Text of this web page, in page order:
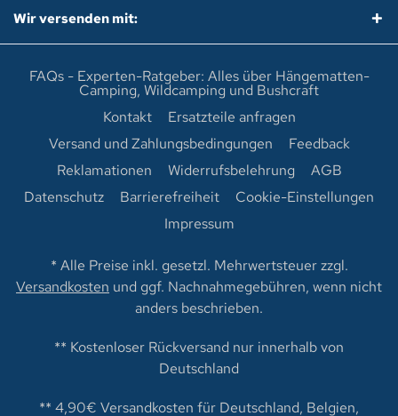
Wir versenden mit:
FAQs - Experten-Ratgeber: Alles über Hängematten-
Camping, Wildcamping und Bushcraft
Kontakt
Ersatzteile anfragen
Versand und Zahlungsbedingungen
Feedback
Reklamationen
Widerrufsbelehrung
AGB
Datenschutz
Barrierefreiheit
Cookie-Einstellungen
Impressum
* Alle Preise inkl. gesetzl. Mehrwertsteuer zzgl.
Versandkosten und ggf. Nachnahmegebühren, wenn nicht
anders beschrieben.
** Kostenloser Rückversand nur innerhalb von
Deutschland
** 4,90€ Versandkosten für Deutschland, Belgien,